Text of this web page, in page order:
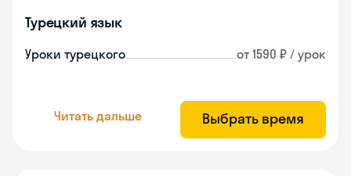
Турецкий язык
Уроки турецкого от 1590 ₽ / урок
Читать дальше Выбрать время